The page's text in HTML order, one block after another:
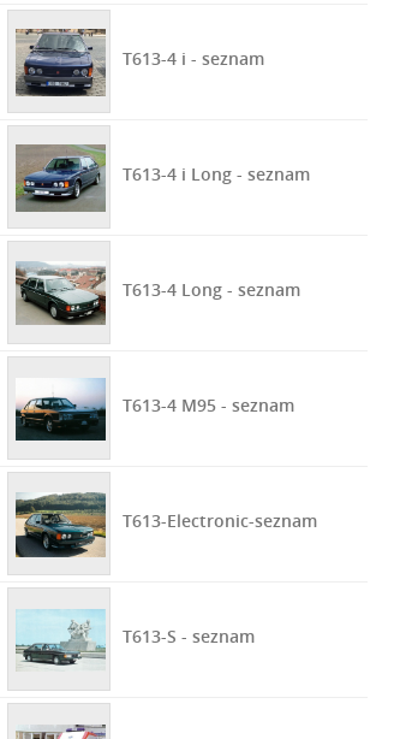
T613-4 i - seznam
T613-4 i Long - seznam
T613-4 Long - seznam
T613-4 M95 - seznam
T613-Electronic-seznam
T613-S - seznam